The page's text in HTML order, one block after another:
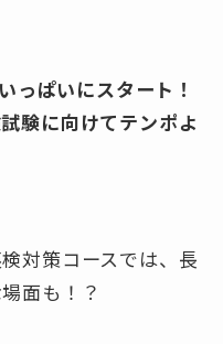
っぱいにスタート！
験に向けてテンポよ
対策コースでは、長
面も！？